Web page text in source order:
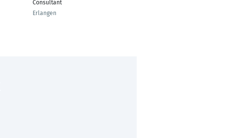
Consultant
Erlangen